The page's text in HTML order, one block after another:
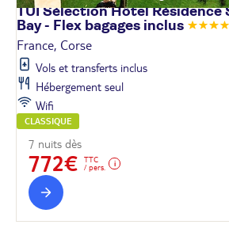
TUI Sélection Hôtel Résidence
Bay - Flex bagages inclus
France, Corse
Vols et transferts inclus
Hébergement seul
Wifi
CLASSIQUE
7 nuits dès
772€
TTC
/ pers.